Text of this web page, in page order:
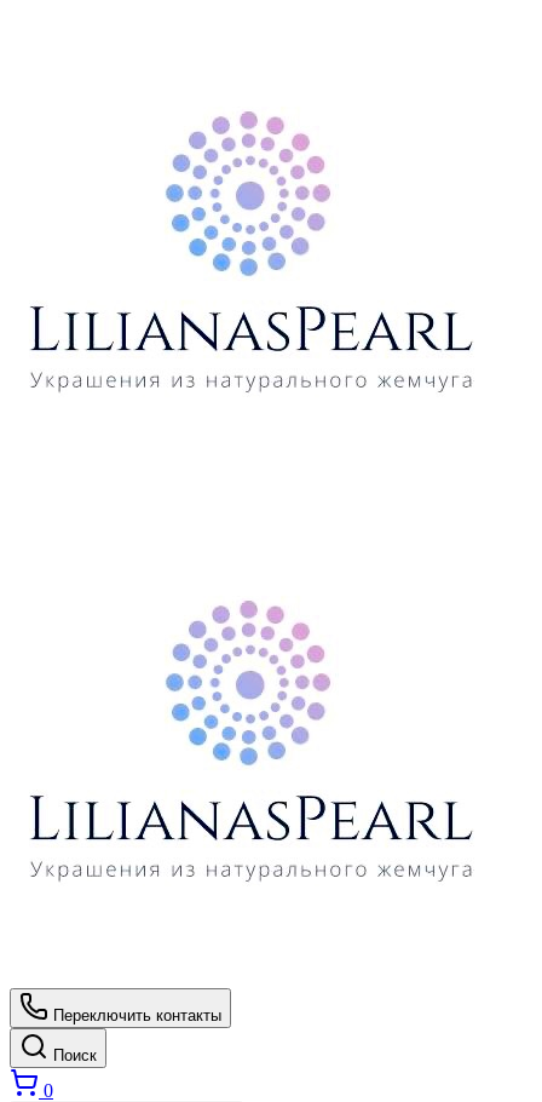
Переключить контакты
Поиск
0